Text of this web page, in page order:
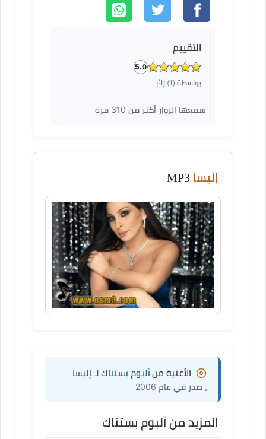
التقييم
5.0
بواسطة ( 1) زائر
سمعها الزوار أكثر من 310 مرة
إليسا
الأغنية منألبوم بستناك لـ إليسا
، صدر في عام 2006
المزيد من ألبوم بستناك